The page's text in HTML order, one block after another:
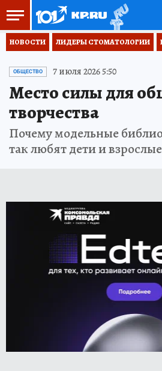
НОВОСТИ ЛИДЕРЫ СТОМАТОЛОГИИ
ОБЩЕСТВО 7 июля 2026 5:50
Место силы для
творчества
Почему модельные
так любят дети и взрослые